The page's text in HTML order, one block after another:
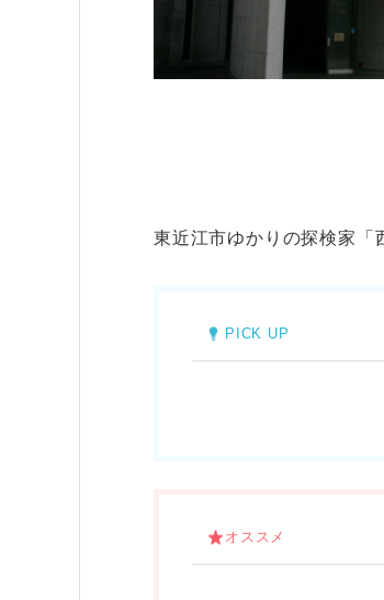
東近江市ゆかりの探検家「
PICK UP
オススメ